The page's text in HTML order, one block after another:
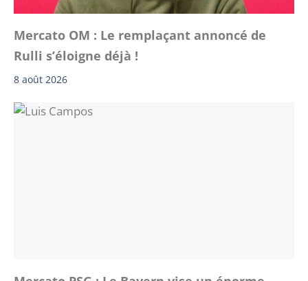
Mercato OM : Le remplaçant annoncé de
Rulli s’éloigne déjà !
8 août 2026